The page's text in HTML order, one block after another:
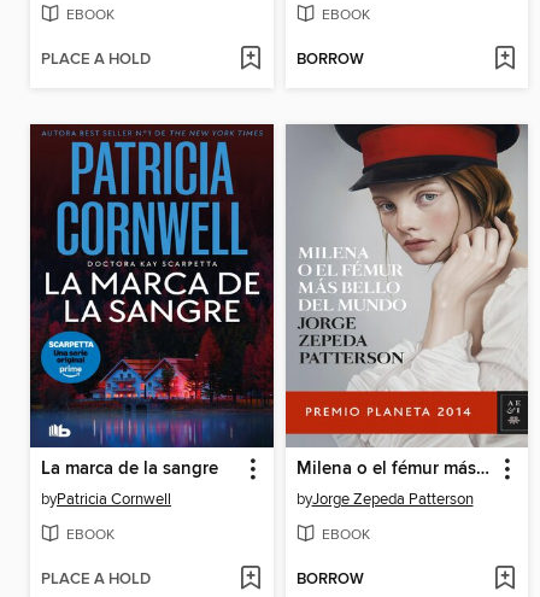
EBOOK
PLACE A HOLD
EBOOK
BORROW
La marca de la sangre
byPatricia Cornwell
EBOOK
PLACE A HOLD
Milena o el fémur más bello del mundo
byJorge Zepeda Patterson
EBOOK
BORROW